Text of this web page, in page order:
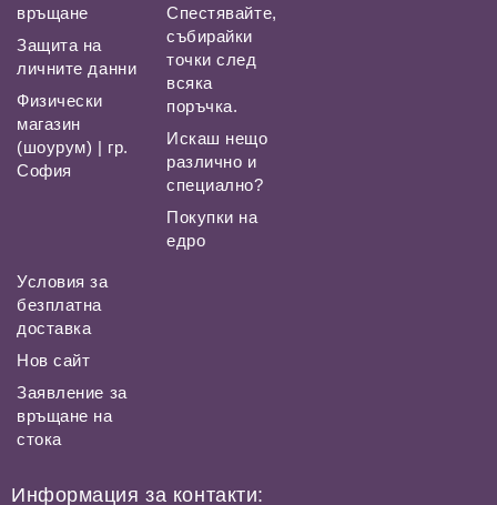
връщане
Защита на
личните данни
Физически
магазин
(шоурум) | гр.
София
Спестявайте,
събирайки
точки след
всяка
поръчка.
Искаш нещо
различно и
специално?
Покупки на
едро
Условия за
безплатна
доставка
Нов сайт
Заявление за
връщане на
стока
Информация за контакти: